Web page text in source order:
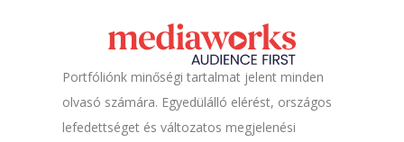
Portfóliónk minőségi tartalmat jelent minden
olvasó számára. Egyedülálló elérést, országos
lefedettséget és változatos megjelenési